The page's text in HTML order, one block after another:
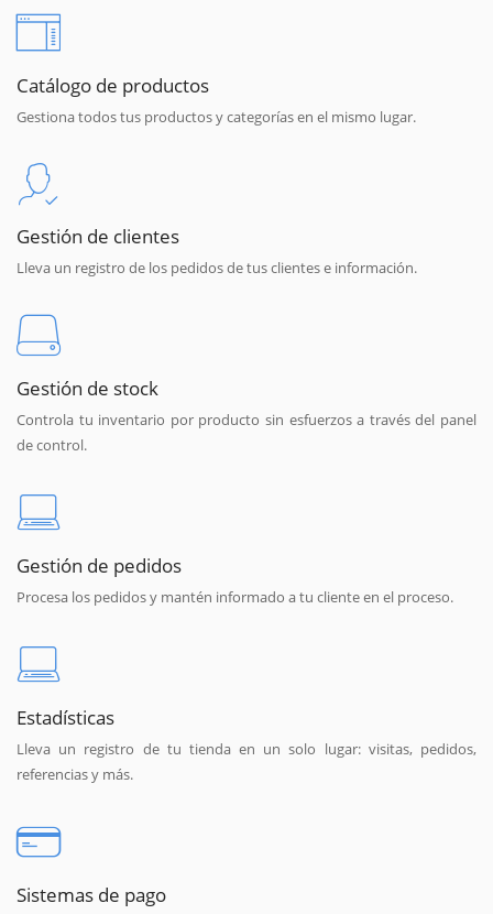
Catálogo de productos
Gestiona todos tus productos y categorías en el mismo lugar.
Gestión de clientes
Lleva un registro de los pedidos de tus clientes e información.
Gestión de stock
Controla tu inventario por producto sin esfuerzos a través del panel
de control.
Gestión de pedidos
Procesa los pedidos y mantén informado a tu cliente en el proceso.
Estadísticas
Lleva un registro de tu tienda en un solo lugar: visitas, pedidos,
referencias y más.
Sistemas de pago